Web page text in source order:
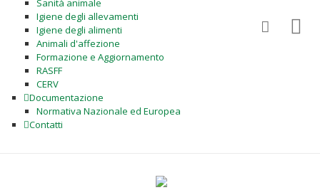
Sanità animale
Igiene degli allevamenti
Igiene degli alimenti
Animali d'affezione
Formazione e Aggiornamento
RASFF
CERV
Documentazione
Normativa Nazionale ed Europea
Contatti